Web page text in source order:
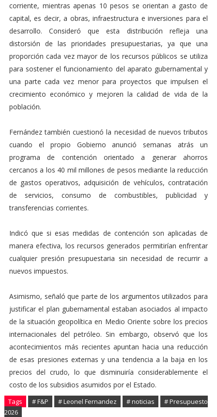
corriente, mientras apenas 10 pesos se orientan a gasto de
capital, es decir, a obras, infraestructura e inversiones para el
desarrollo. Consideró que esta distribución refleja una
distorsión de las prioridades presupuestarias, ya que una
proporción cada vez mayor de los recursos públicos se utiliza
para sostener el funcionamiento del aparato gubernamental y
una parte cada vez menor para proyectos que impulsen el
crecimiento económico y mejoren la calidad de vida de la
población.
Fernández también cuestionó la necesidad de nuevos tributos
cuando el propio Gobierno anunció semanas atrás un
programa de contención orientado a generar ahorros
cercanos a los 40 mil millones de pesos mediante la reducción
de gastos operativos, adquisición de vehículos, contratación
de servicios, consumo de combustibles, publicidad y
transferencias corrientes.
Indicó que si esas medidas de contención son aplicadas de
manera efectiva, los recursos generados permitirían enfrentar
cualquier presión presupuestaria sin necesidad de recurrir a
nuevos impuestos.
Asimismo, señaló que parte de los argumentos utilizados para
justificar el plan gubernamental estaban asociados al impacto
de la situación geopolítica en Medio Oriente sobre los precios
internacionales del petróleo. Sin embargo, observó que los
acontecimientos más recientes apuntan hacia una reducción
de esas presiones externas y una tendencia a la baja en los
precios del crudo, lo que disminuiría considerablemente el
costo de los subsidios asumidos por el Estado.
Tags # F&P # Leonel Fernandez # noticias
# Presupuesto
2026